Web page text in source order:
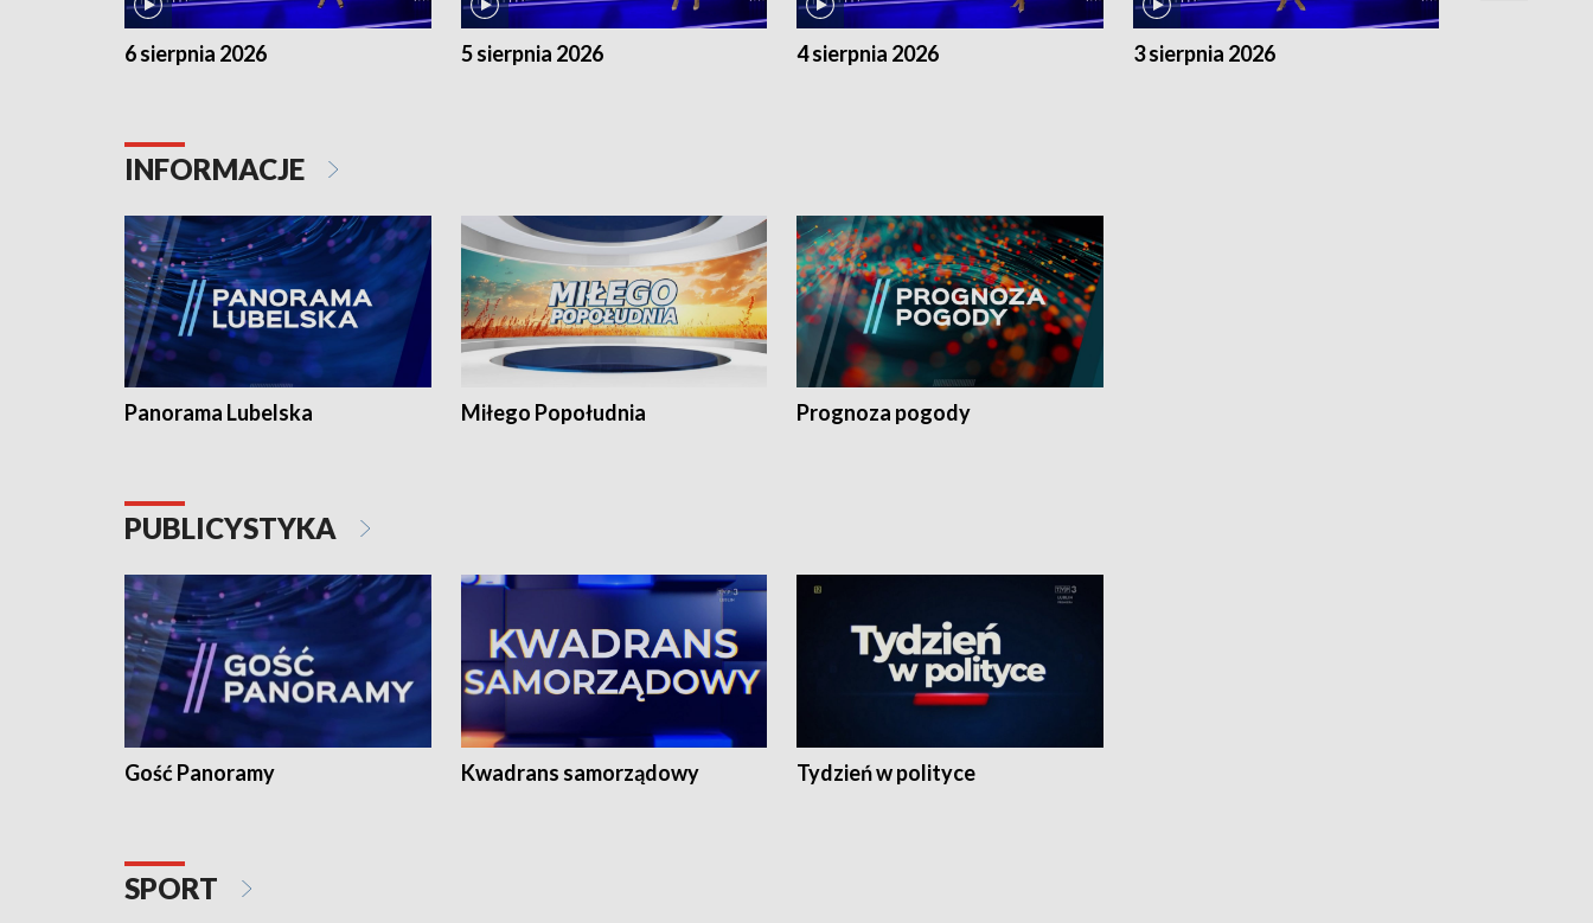
6 sierpnia 2026 5 sierpnia 2026 4 sierpnia 2026 3 sierpnia 2026
INFORMACJE
Panorama Lubelska Miłego Popołudnia Prognoza pogody
PUBLICYSTYKA
Gość Panoramy Kwadrans samorządowy Tydzień w polityce
SPORT